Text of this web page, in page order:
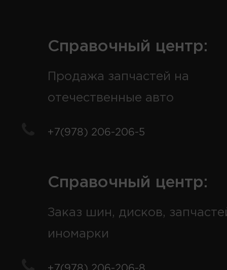
Справочный центр:
Продажа запчастей на
отечественные авто
+7(978) 206-206-5
Справочный центр:
Заказ шин, дисков,
иномарки